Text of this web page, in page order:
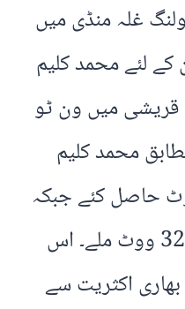
غلہ منڈی میں
لئے محمد کلیم
قریشی میں ون ٹو
محمد کلیم
ووٹ حاصل کئے جبکہ
منصو ر اقبال قریشی کو32 ووٹ ملے۔ اس
اکثریت سے